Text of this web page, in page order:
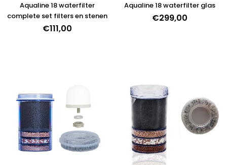
Aqualine 18 waterfilter
complete set filters en stenen
€111,00
Aqualine 18 waterfilter glas
€299,00